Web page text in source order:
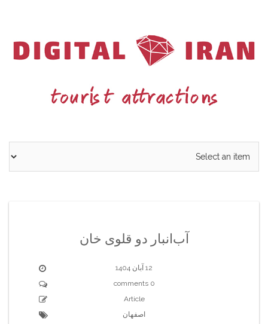
آب‌انبار دو قلوی خان
12 آبان 1404
0 comments
Article
اصفهان